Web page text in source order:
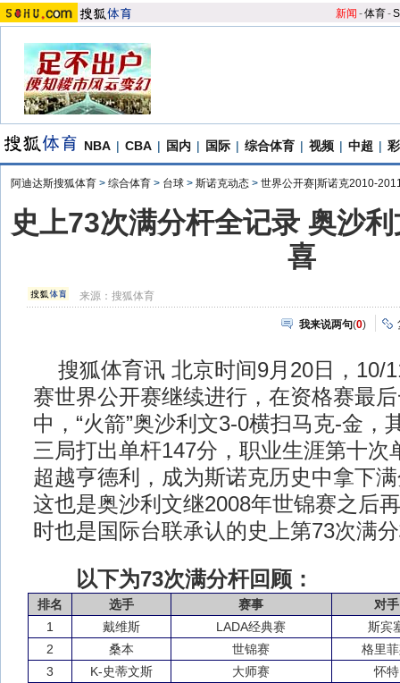
新闻 -体育-S
NBA | CBA | 国内 | 国际 | 综合体育 | 视频 | 中超 |
阿迪达斯搜狐体育 > 综合体育 > 台球 > 斯诺克动态 > 世界公开赛|斯诺克2010-
史上73次满分杆全记录 奥沙
喜
来源：搜狐体育
我来说两句(0)
搜狐体育讯 北京时间9月20日，10/
赛世界公开赛继续进行，在资格赛最
中，“火箭”奥沙利文3-0横扫马克-金，
三局打出单杆147分，职业生涯第十次
超越亨德利，成为斯诺克历史中拿下
这也是奥沙利文继2008年世锦赛之后
时也是国际台联承认的史上第73次满
以下为73次满分杆回顾：
排名 选手 赛事
对手
1
戴维斯 LADA经典赛
斯宾
2
桑本 世锦赛
格里
3
K-史蒂文斯 大师赛
怀特